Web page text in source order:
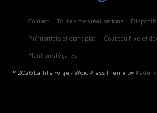
Contact Toutes mes réalisations
Piémontais et crant plat. Couteau fixe et
Mentions légales
© 2026 La Tite Forge - WordPress Theme by